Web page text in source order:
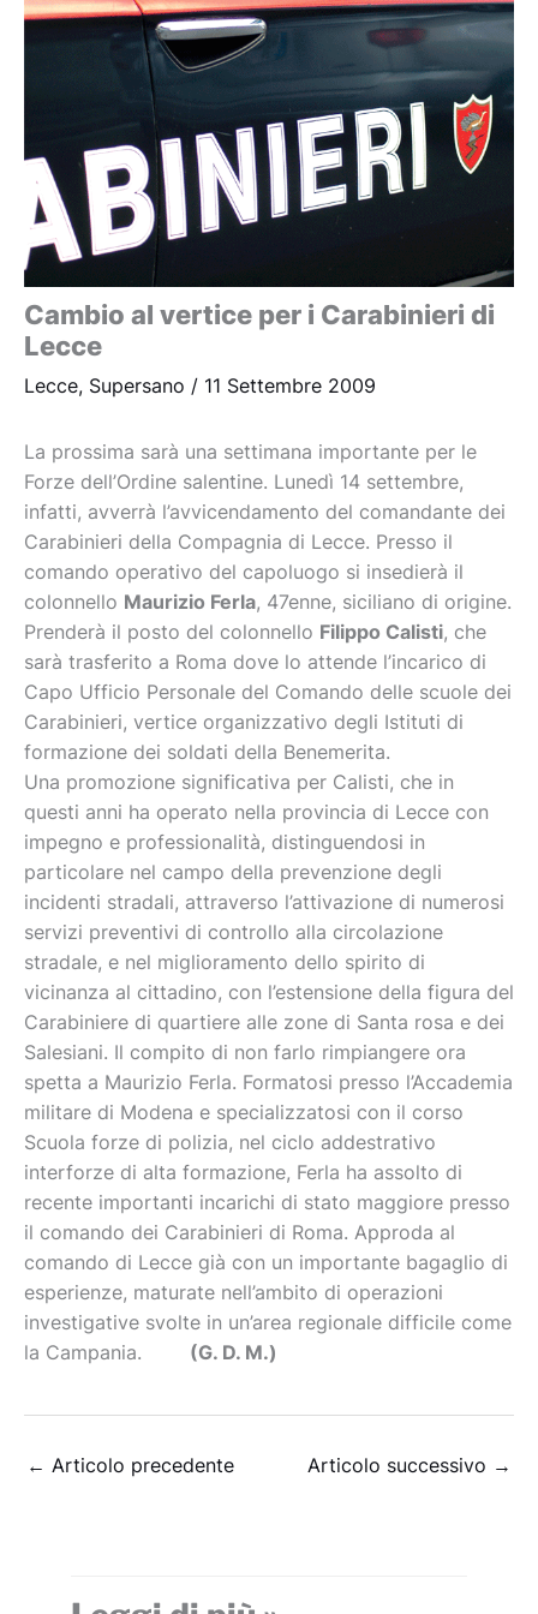
Cambio al vertice per i Carabinieri di
Lecce
Lecce, Supersano / 11 Settembre 2009
La prossima sarà una settimana importante per le
Forze dell’Ordine salentine. Lunedì 14 settembre,
infatti, avverrà l’avvicendamento del comandante dei
Carabinieri della Compagnia di Lecce. Presso il
comando operativo del capoluogo si insedierà il
colonnello Maurizio Ferla, 47enne, siciliano di origine.
Prenderà il posto del colonnello Filippo Calisti, che
sarà trasferito a Roma dove lo attende l’incarico di
Capo Ufficio Personale del Comando delle scuole dei
Carabinieri, vertice organizzativo degli Istituti di
formazione dei soldati della Benemerita.
Una promozione significativa per Calisti, che in
questi anni ha operato nella provincia di Lecce con
impegno e professionalità, distinguendosi in
particolare nel campo della prevenzione degli
incidenti stradali, attraverso l’attivazione di numerosi
servizi preventivi di controllo alla circolazione
stradale, e nel miglioramento dello spirito di
vicinanza al cittadino, con l’estensione della figura del
Carabiniere di quartiere alle zone di Santa rosa e dei
Salesiani. Il compito di non farlo rimpiangere ora
spetta a Maurizio Ferla. Formatosi presso l’Accademia
militare di Modena e specializzatosi con il corso
Scuola forze di polizia, nel ciclo addestrativo
interforze di alta formazione, Ferla ha assolto di
recente importanti incarichi di stato maggiore presso
il comando dei Carabinieri di Roma. Approda al
comando di Lecce già con un importante bagaglio di
esperienze, maturate nell’ambito di operazioni
investigative svolte in un’area regionale difficile come
la Campania. (G. D. M.)
← Articolo precedente Articolo successivo →